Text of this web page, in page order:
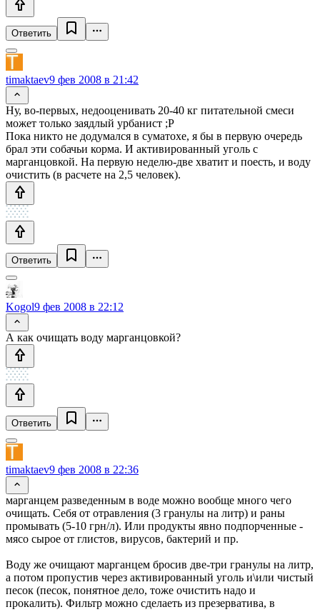
Ответить
timaktaev9 фев 2008 в 21:42
Ну, во-первых, недооценивать 20-40 кг питательной смеси
может только заядлый урбанист ;Р
Пока никто не додумался в суматохе, я бы в первую очередь
брал эти собачьи корма. И активированный уголь с
марганцовкой. На первую неделю-две хватит и поесть, и воду
очистить (в расчете на 2,5 человек).
Ответить
Kogol9 фев 2008 в 22:12
А как очищать воду марганцовкой?
Ответить
timaktaev9 фев 2008 в 22:36
марганцем разведенным в воде можно вообще много чего
очищать. Себя от отравления (3 гранулы на литр) и раны
промывать (5-10 грн/л). Или продукты явно подпорченные -
мясо сырое от глистов, вирусов, бактерий и пр.
Воду же очищают марганцем бросив две-три гранулы на литр,
а потом пропустив через активированный уголь и\или чистый
песок (песок, понятное дело, тоже очистить надо и
прокалить). Фильтр можно сделаеть из презерватива, в